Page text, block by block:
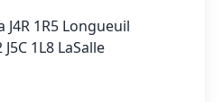
J4R 1R5 Longueuil
1L8 LaSalle